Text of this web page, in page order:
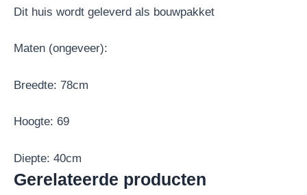
Dit huis wordt geleverd als bouwpakket
Maten (ongeveer):
Breedte: 78cm
Hoogte: 69
Diepte: 40cm
Gerelateerde producten